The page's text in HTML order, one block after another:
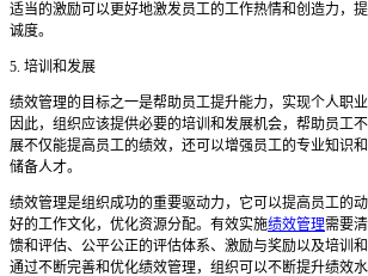
适当的激励可以更好地激发员工的工作热情和创造力，
诚度。
5. 培训和发展
绩效管理的目标之一是帮助员工提升能力，实现个人职
因此，组织应该提供必要的培训和发展机会，帮助员工
展不仅能提高员工的绩效，还可以增强员工的专业知识
储备人才。
绩效管理是组织成功的重要驱动力，它可以提高员工的
好的工作文化，优化资源分配。有效实施绩效管理需要
馈和评估、公平公正的评估体系、激励与奖励以及培训
通过不断完善和优化绩效管理，组织可以不断提升绩效